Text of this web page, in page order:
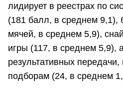
лидирует в реестрах по
(181 балл, в среднем 9,1),
мячей, в среднем 5,9),
игры (117, в среднем 5,9),
результативных
подборам (24, в среднем